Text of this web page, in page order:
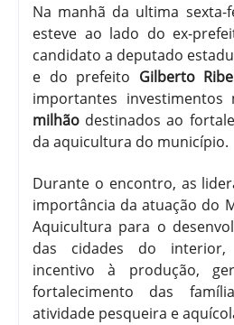
Na manhã da ultima sexta-
esteve ao lado do ex-
candidato a deputado
e do prefeito Gilberto
importantes
milhão destinados ao
da aquicultura do município.
Durante o encontro, as
importância da atuação do
Aquicultura para o
das cidades do interior,
incentivo à produção,
fortalecimento das
atividade pesqueira e